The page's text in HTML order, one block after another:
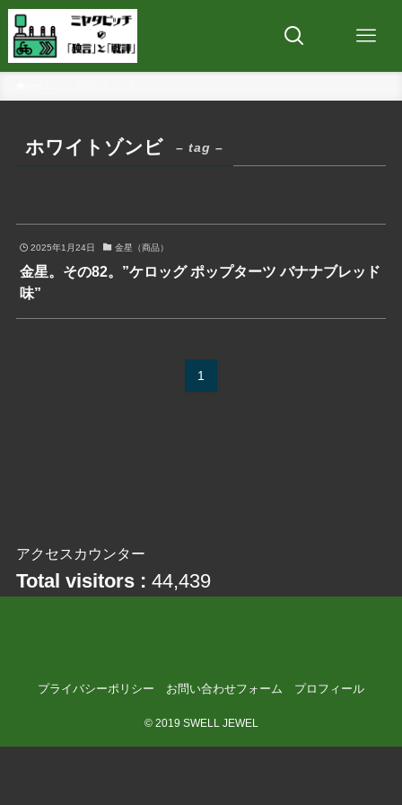
ホワイトゾンビ – tag –
2025年1月24日 金星（商品）
金星。その82。”ケロッグ ポップターツ バナナブレッド
味”
1
アクセスカウンター
Total visitors : 44,439
プライバシーポリシー お問い合わせフォーム プロフィール
©2019 SWELL JEWEL